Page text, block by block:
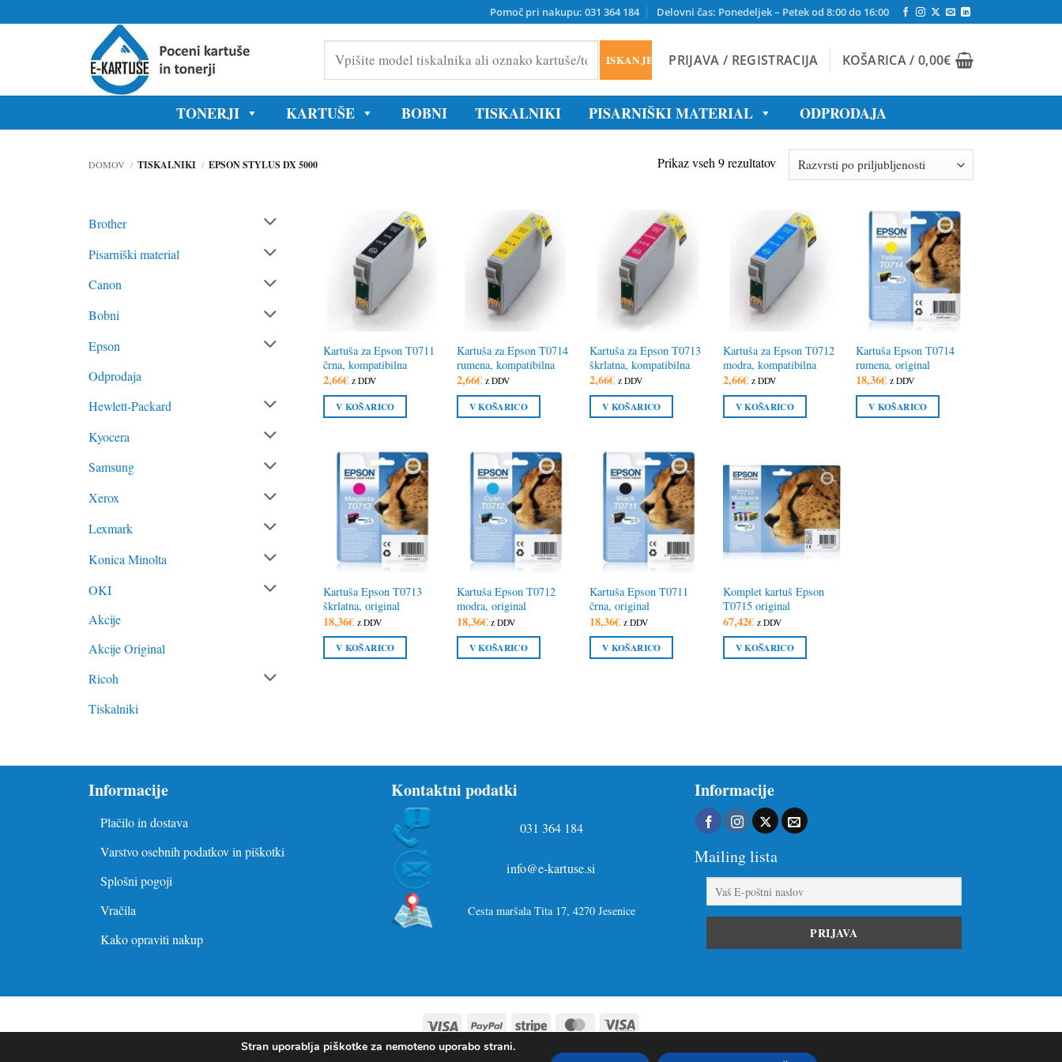
na
Pomoč pri nakupu: 031 364 184 Delovni čas: Ponedeljek – Petek od 8:00 do 16:00
model
tiskalnika
oznako
kartuše/tonerja
ISKANJE PRIJAVA / REGISTRACIJA KOŠARICA /0,00€
TONERJI KARTUŠE BOBNI TISKALNIKI PISARNIŠKI MATERIAL ODPRODAJA
DOMOV / TISKALNIKI / EPSON STYLUS DX 5000 Prikaz vseh 9 rezultatovRazvrščeno
Brother
Pisarniški material
Canon
Bobni
Epson
Odprodaja
Hewlett-Packard
Kyocera
Samsung
Xerox
Lexmark
Konica Minolta
OKI
Akcije
Akcije Original
Ricoh
Tiskalniki
Kartuša za Epson T0711
črna, kompatibilna
2,66€ z DDV
V KOŠARICO
Kartuša za Epson T0714
rumena, kompatibilna
2,66€ z DDV
V KOŠARICO
Kartuša za Epson T0713
škrlatna, kompatibilna
2,66€ z DDV
V KOŠARICO
Kartuša za Epson T0712
modra, kompatibilna
2,66€ z DDV
V KOŠARICO
Kartuša Epson T0714
rumena, original
18,36€ z DDV
V KOŠARICO
Kartuša Epson T0713
škrlatna, original
18,36€ z DDV
V KOŠARICO
Kartuša Epson T0712
modra, original
18,36€ z DDV
V KOŠARICO
Kartuša Epson T0711
črna, original
18,36€ z DDV
V KOŠARICO
Komplet kartuš Epson
T0715 original
67,42€ z DDV
V KOŠARICO
Informacije Kontaktni podatki Informacije
Plačilo in dostava
Varstvo osebnih podatkov in piškotki
Splošni pogoji
Vračila
Kako opraviti nakup
031 364 184
info@e-kartuse.si
Cesta maršala Tita 17, 4270 Jesenice
Mailing lista
Visa PayPal Stripe MasterCardVisa
VARSTVO OSEBNIH PODATKOV IN PIŠKOTKI SPLOŠNI POGOJI VRAČILA KAKO OPRAVITI NAKUP
Stran uporablja piškotke za nemoteno uporabo strani.